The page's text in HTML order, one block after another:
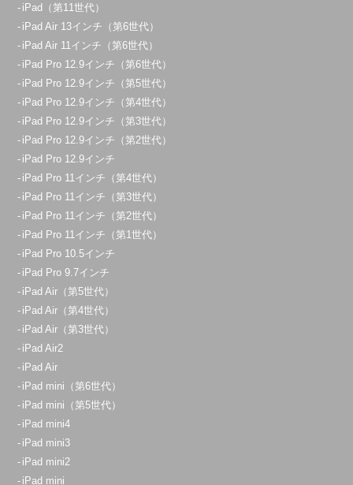
iPad（第11世代）
iPad Air 13インチ（第6世代）
iPad Air 11インチ（第6世代）
iPad Pro 12.9インチ（第6世代）
iPad Pro 12.9インチ（第5世代）
iPad Pro 12.9インチ（第4世代）
iPad Pro 12.9インチ（第3世代）
iPad Pro 12.9インチ（第2世代）
iPad Pro 12.9インチ
iPad Pro 11インチ（第4世代）
iPad Pro 11インチ（第3世代）
iPad Pro 11インチ（第2世代）
iPad Pro 11インチ（第1世代）
iPad Pro 10.5インチ
iPad Pro 9.7インチ
iPad Air（第5世代）
iPad Air（第4世代）
iPad Air（第3世代）
iPad Air2
iPad Air
iPad mini（第6世代）
iPad mini（第5世代）
iPad mini4
iPad mini3
iPad mini2
iPad mini